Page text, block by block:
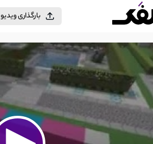
بارگذاری ویدیو